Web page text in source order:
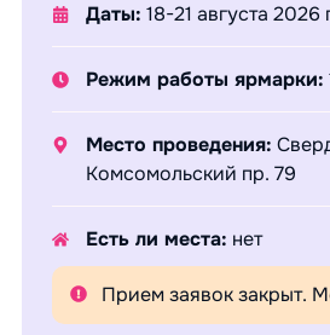
Даты: 18-21 августа 2026
Режим работы ярмарки:
Место проведения:
Комсомольский пр. 79
Есть ли места: нет
Прием заявок закрыт.